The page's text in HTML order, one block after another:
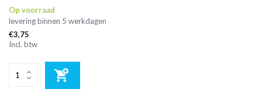
Op voorraad
levering binnen 5 werkdagen
€3,75
Incl. btw